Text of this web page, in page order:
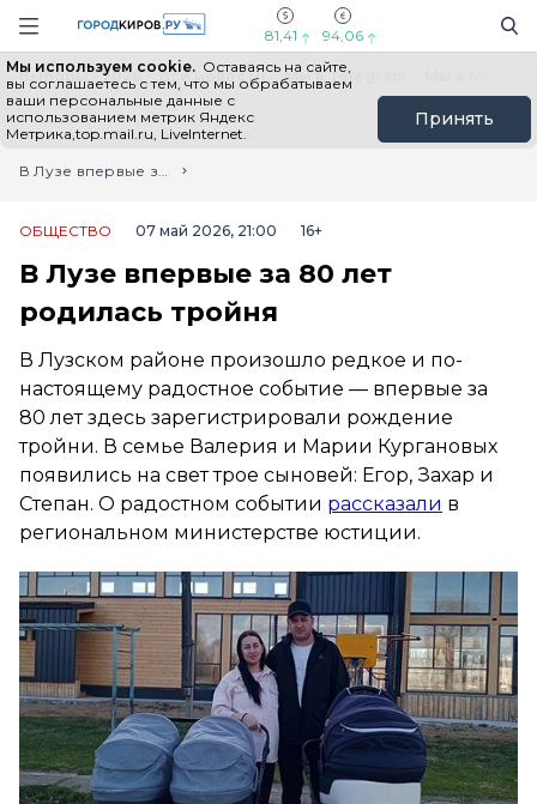
Навигация сайта
81,41 94,06
Мы используем cookie. Оставаясь на сайте,
вы соглашаетесь с тем, что мы обрабатываем
ваши персональные данные с
использованием метрик Яндекс
Метрика,top.mail.ru, LiveInternet.
Принять
Выборы - 2026 Все новости Мы в Telegram
Главная
Лента новостей
В Лузе впервые за 80 лет родилась тройня
ОБЩЕСТВО 07 май 2026, 21:00 16+
В Лузе впервые за 80 лет
родилась тройня
В Лузском районе произошло редкое и по-
настоящему радостное событие — впервые за
80 лет здесь зарегистрировали рождение
тройни. В семье Валерия и Марии Кургановых
появились на свет трое сыновей: Егор, Захар и
Степан. О радостном событии рассказали в
региональном министерстве юстиции.